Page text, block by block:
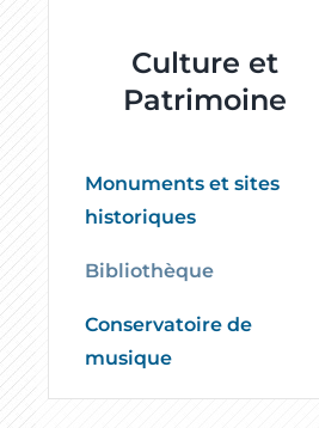
Culture et
Patrimoine
Monuments et sites
historiques
Bibliothèque
Conservatoire de
musique